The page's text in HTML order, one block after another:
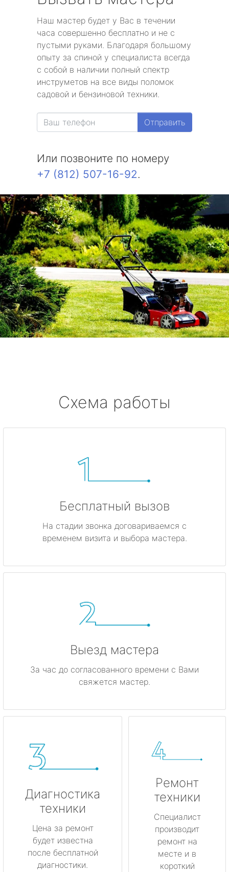
Наш мастер будет у Вас в течении
часа совершенно бесплатно и не с
пустыми руками. Благодаря большому
опыту за спиной у специалиста всегда
с собой в наличии полный спектр
инструметов на все виды поломок
садовой и бензиновой техники.
Отправить
Или позвоните по номеру
+7 (812) 507-16-92.
Схема работы
Бесплатный вызов
На стадии звонка договариваемся с
временем визита и выбора мастера.
Выезд мастера
За час до согласованного времени с Вами
свяжется мастер.
Диагностика
техники
Цена за ремонт
будет известна
после бесплатной
диагностики.
Ремонт
техники
Специалист
производит
ремонт на
месте и в
короткий